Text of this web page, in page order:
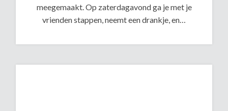
meegemaakt. Op zaterdagavond ga je met je
vrienden stappen, neemt een drankje, en…